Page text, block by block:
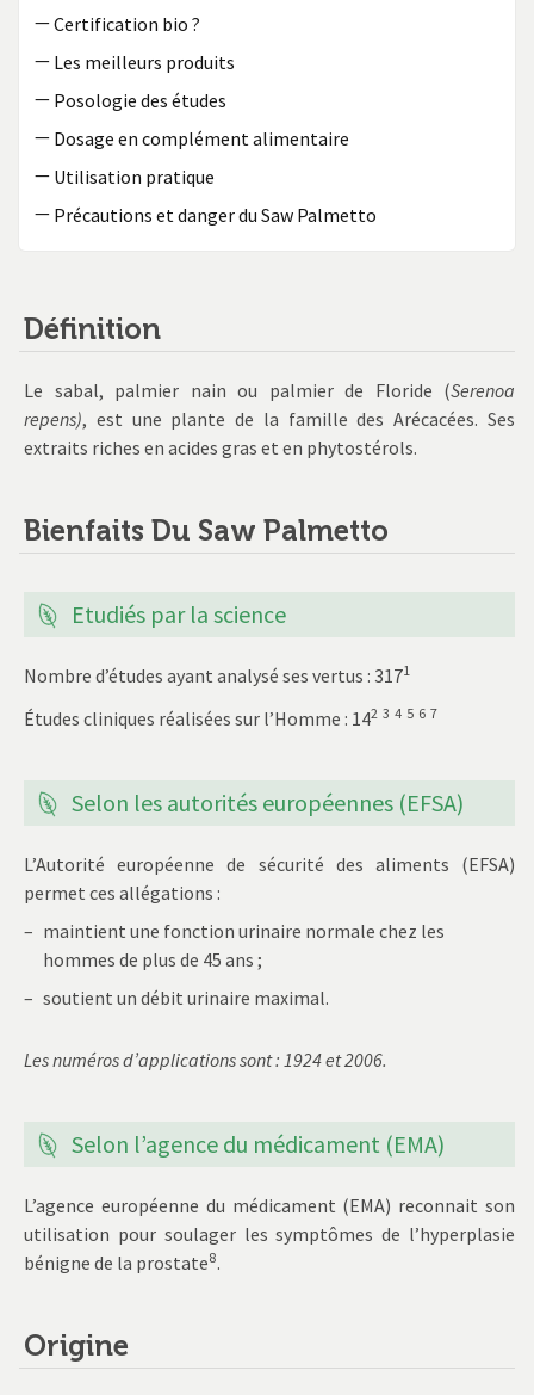
—Certification bio ?
— Les meilleurs produits
— Posologie des études
— Dosage en complément alimentaire
— Utilisation pratique
— Précautions et danger du Saw Palmetto
Définition
Le sabal, palmier nain ou palmier de Floride (Serenoa
repens), est une plante de la famille des Arécacées. Ses
extraits riches en acides gras et en phytostérols.
Bienfaits Du Saw Palmetto
Etudiés par la science
Nombre d’études ayant analysé ses vertus : 3171
Études cliniques réalisées sur l’Homme : 142 3 4 5 6 7
Selon les autorités européennes (EFSA)
L’Autorité européenne de sécurité des aliments (EFSA)
permet ces allégations :
maintient une fonction urinaire normale chez les
hommes de plus de 45 ans ;
soutient un débit urinaire maximal.
Les numéros d’applications sont : 1924 et 2006.
Selon l’agence du médicament (EMA)
L’agence européenne du médicament (EMA) reconnait son
utilisation pour soulager les symptômes de l’hyperplasie
bénigne de la prostate8.
Origine